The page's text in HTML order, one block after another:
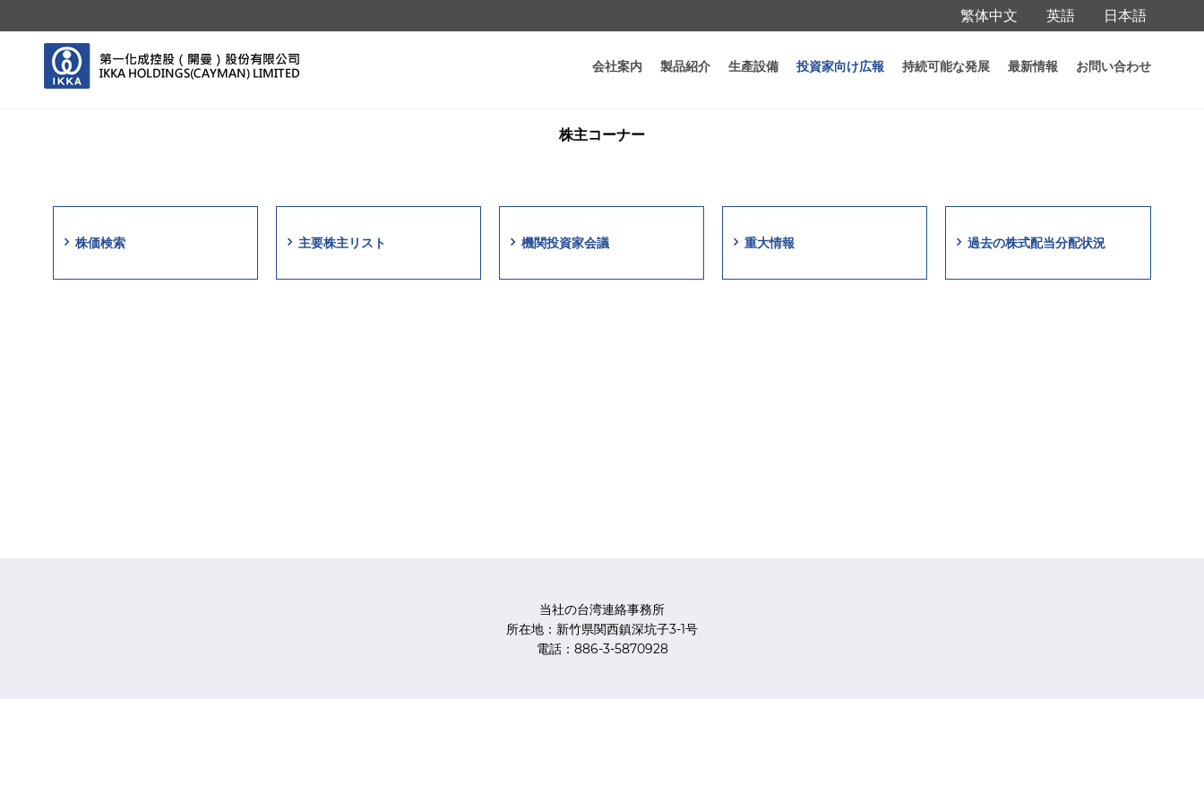
繁体中文 英語 日本語
会社案内 製品紹介 生產設備 投資家向け広報 持続可能な発展 最新情報 お問い合わせ
株主コーナー
株価検索 主要株主リスト 機関投資家会議 重大情報 過去の株式配当分配状況
当社の台湾連絡事務所
所在地：新竹県関西鎮深坑子3-1号
電話：886-3-5870928